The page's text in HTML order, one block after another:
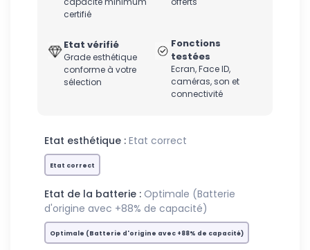
certifié
Etat vérifié
Grade esthétique
conforme à votre
sélection
Fonctions
testées
Ecran, Face ID,
caméras, son et
connectivité
Etat esthétique : Etat correct
Etat correct
Etat de la batterie : Optimale (Batterie
d'origine avec +88% de capacité)
Optimale (Batterie d'origine avec +88% de capacité)